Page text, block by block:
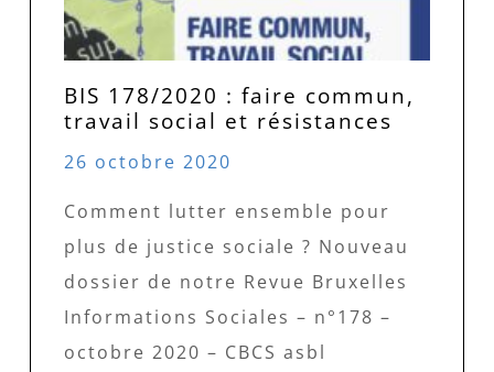
BIS 178/2020 : faire commun,
travail social et résistances
26 octobre 2020
Comment lutter ensemble pour
plus de justice sociale ? Nouveau
dossier de notre Revue Bruxelles
Informations Sociales – n°178 –
octobre 2020 – CBCS asbl